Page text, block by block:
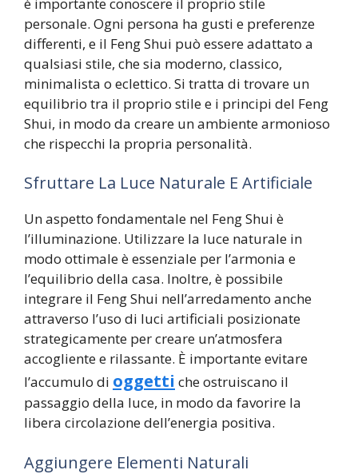
personale. Ogni persona ha gusti e preferenze
differenti, e il Feng Shui può essere adattato a
qualsiasi stile, che sia moderno, classico,
minimalista o eclettico. Si tratta di trovare un
equilibrio tra il proprio stile e i principi del Feng
Shui, in modo da creare un ambiente armonioso
che rispecchi la propria personalità.
Sfruttare La Luce Naturale E Artificiale
Un aspetto fondamentale nel Feng Shui è
l’illuminazione. Utilizzare la luce naturale in
modo ottimale è essenziale per l’armonia e
l’equilibrio della casa. Inoltre, è possibile
integrare il Feng Shui nell’arredamento anche
attraverso l’uso di luci artificiali posizionate
strategicamente per creare un’atmosfera
accogliente e rilassante. È importante evitare
l’accumulo di oggetti che ostruiscano il
passaggio della luce, in modo da favorire la
libera circolazione dell’energia positiva.
Aggiungere Elementi Naturali